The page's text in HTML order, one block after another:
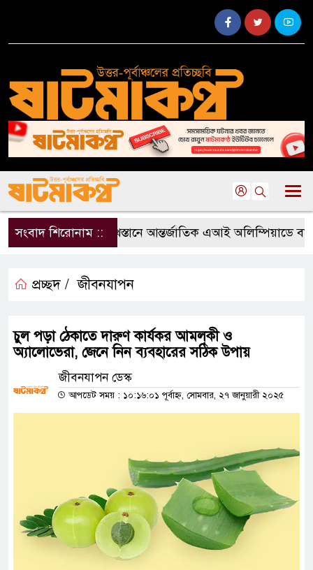
সংবাদ শিরোনাম ::কাজাখস্তানে আন্তর্জাতিক এআই অলিম্পিয়াডে
প্রচ্ছদ / জীবনযাপন
চুল পড়া ঠেকাতে দারুণ কার্যকর আমলকী ও
অ্যালোভেরা, জেনে নিন ব্যবহারের সঠিক উপায়
জীবনযাপন ডেস্ক
আপডেট সময় : ১০:১৬:০১ পূর্বাহ্ন, সোমবার, ২৭ জানুয়ারী ২০২৫